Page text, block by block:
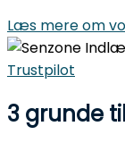
Læs mere om
Trustpilot
3 grunde